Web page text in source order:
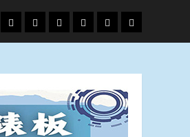
專
題
娛
樂
政
治
國
際
運
動
生
活